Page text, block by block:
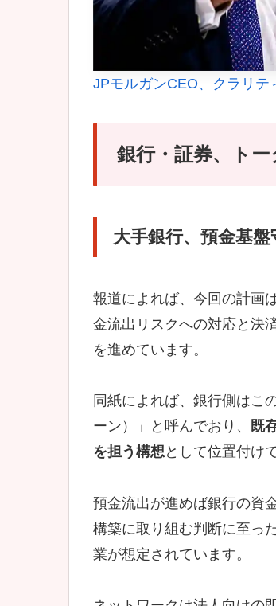
JPモルガンCEO、クラリテ
銀行・証券、ト
大手銀行、預金基
報道によれば、今回の計画
金流出リスクへの対応と決
を進めています。
同紙によれば、銀行側はこ
ーン）」と呼んでおり、
既
を担う構想として位置付け
預金流出が進めば銀行の資
構築に取り組む判断に至っ
業が想定されています。